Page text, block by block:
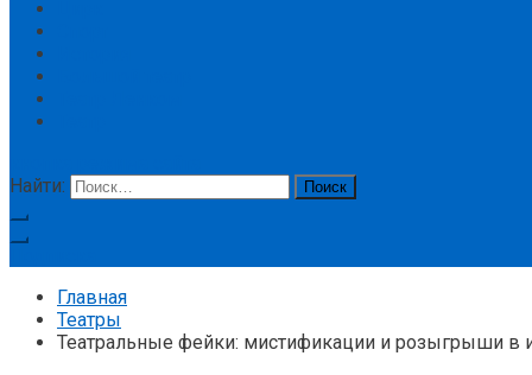
Найти:
Главная
Театры
Театральные фейки: мистификации и розыгрыши в